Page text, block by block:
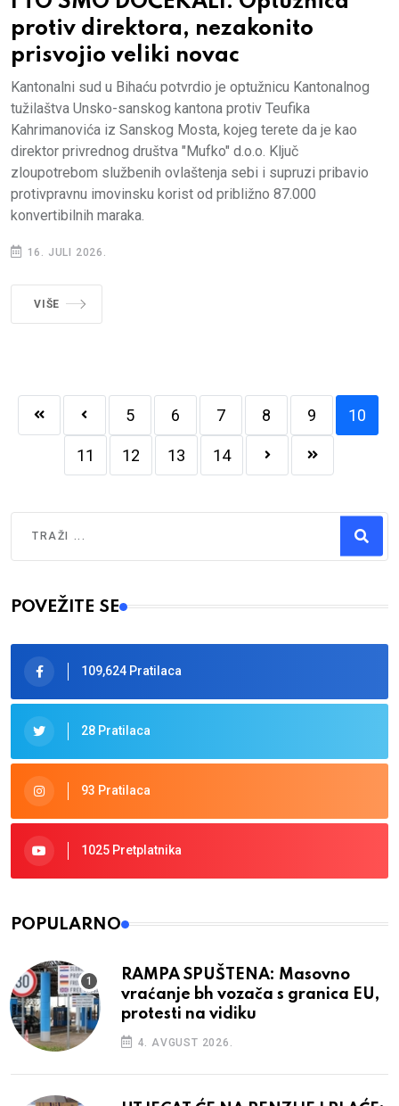
protiv direktora, nezakonito
prisvojio veliki novac
Kantonalni sud u Bihaću potvrdio je optužnicu Kantonalnog
tužilaštva Unsko-sanskog kantona protiv Teufika
Kahrimanovića iz Sanskog Mosta, kojeg terete da je kao
direktor privrednog društva "Mufko" d.o.o. Ključ
zloupotrebom službenih ovlaštenja sebi i supruzi pribavio
protivpravnu imovinsku korist od približno 87.000
konvertibilnih maraka.
16. JULI 2026.
VIŠE
5 6 7 8 9 10
11 12 13 14
Type 2 or more characters for results.
POVEŽITE SE
109,624 Pratilaca
28 Pratilaca
93 Pratilaca
1025 Pretplatnika
POPULARNO
RAMPA SPUŠTENA: Masovno
vraćanje bh vozača s granica EU,
protesti na vidiku
4. AVGUST 2026.